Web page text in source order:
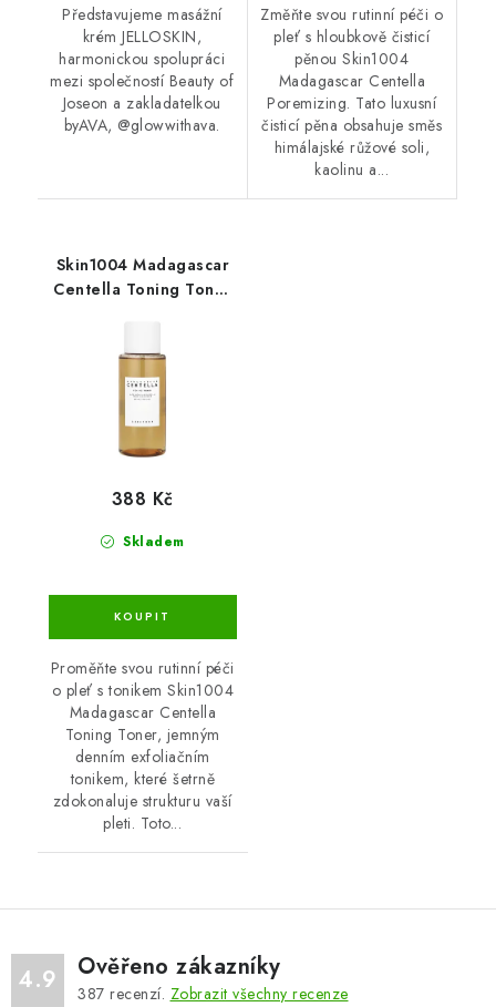
Představujeme masážní
krém JELLOSKIN,
harmonickou spolupráci
mezi společností Beauty of
Joseon a zakladatelkou
byAVA, @glowwithava.
Změňte svou rutinní péči o
pleť s hloubkově čisticí
pěnou Skin1004
Madagascar Centella
Poremizing. Tato luxusní
čisticí pěna obsahuje směs
himálajské růžové soli,
kaolinu a...
Skin1004 Madagascar
Centella Toning Toner
Skladem
388 Kč
Proměňte svou rutinní péči
o pleť s tonikem Skin1004
Madagascar Centella
Toning Toner, jemným
denním exfoliačním
tonikem, které šetrně
zdokonaluje strukturu vaší
pleti. Toto...
4.9 Ověřeno zákazníky
387 recenzí. Zobrazit všechny recenze